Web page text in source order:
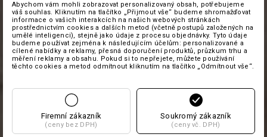
Abychom vám mohli zobrazovat personalizovaný obsah, potřebujeme
váš souhlas. Kliknutím na tlačítko „Přijmout vše“ budeme shromažďovat
informace o vašich interakcích na našich webových stránkách
prostřednictvím cookies a dalších metod (včetně postupů založených na
umělé inteligenci), stejně jako údaje z procesu objednávky. Tyto údaje
budeme používat zejména k následujícím účelům: personalizované a
cílené nabídky a reklamy, přesná doporučení produktů, průzkum trhu a
měření reklamy a obsahu. Pokud si to nepřejete, můžete používání
těchto cookies a metod odmítnout kliknutím na tlačítko „Odmítnout vše“.
Firemní zákazník
(ceny bez DPH)
Soukromý zákazník
(ceny vč. DPH)